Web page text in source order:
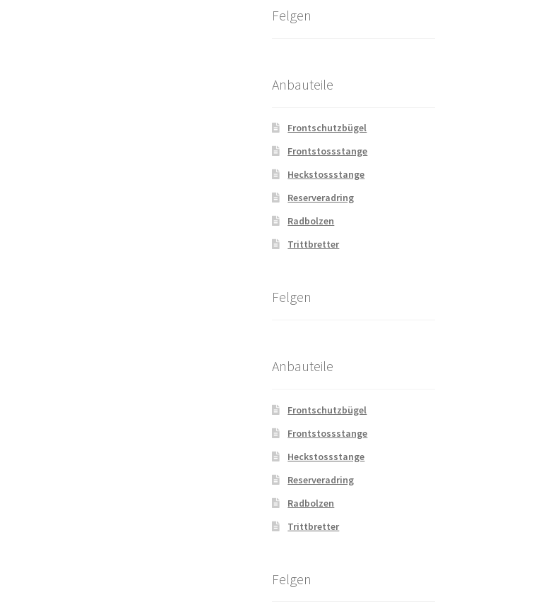
Felgen
Anbauteile
Frontschutzbügel
Frontstossstange
Heckstossstange
Reserveradring
Radbolzen
Trittbretter
Felgen
Anbauteile
Frontschutzbügel
Frontstossstange
Heckstossstange
Reserveradring
Radbolzen
Trittbretter
Felgen